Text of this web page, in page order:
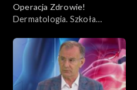
Operacja Zdrowie!
Dermatologia. Szkoła